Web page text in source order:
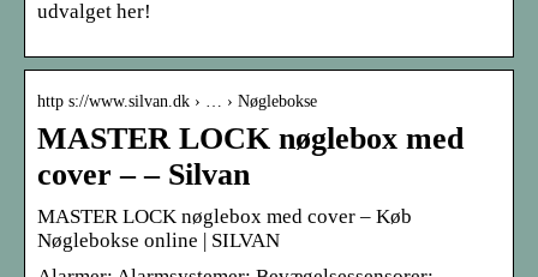
udvalget her!
http s://www.silvan.dk › … › Nøglebokse
MASTER LOCK nøglebox med
cover – – Silvan
MASTER LOCK nøglebox med cover – Køb
Nøglebokse online | SILVAN